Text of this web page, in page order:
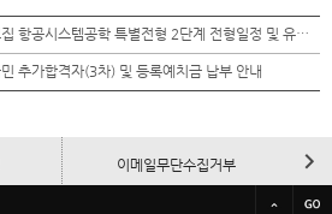
2024학년도 정시모집 항공시스템공학 특별전형 2단계 전형일정 및 유의사항 안내
추가합격자(3차) 및 등록예치금 납부 안내
다
이메일무단수집거부
바